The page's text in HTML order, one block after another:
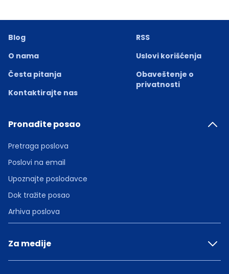
Blog
O nama
Česta pitanja
Kontaktirajte nas
RSS
Uslovi korišćenja
Obaveštenje o
privatnosti
Pronađite posao
Pretraga poslova
Poslovi na email
Upoznajte poslodavce
Dok tražite posao
Arhiva poslova
Za medije